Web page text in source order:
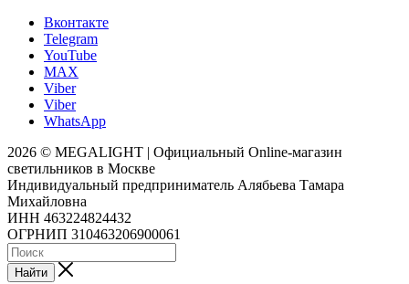
Вконтакте
Telegram
YouTube
MAX
Viber
Viber
WhatsApp
2026 © MEGALIGHT | Официальный Online-магазин
светильников в Москве
Индивидуальный предприниматель Алябьева Тамара
Михайловна
ИНН 463224824432
ОГРНИП 310463206900061
Найти